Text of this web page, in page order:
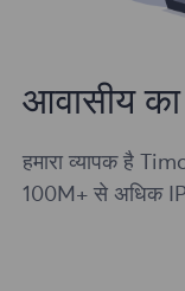
आवासीय
हमारा व्यापक है
100M+ से अधिक IP